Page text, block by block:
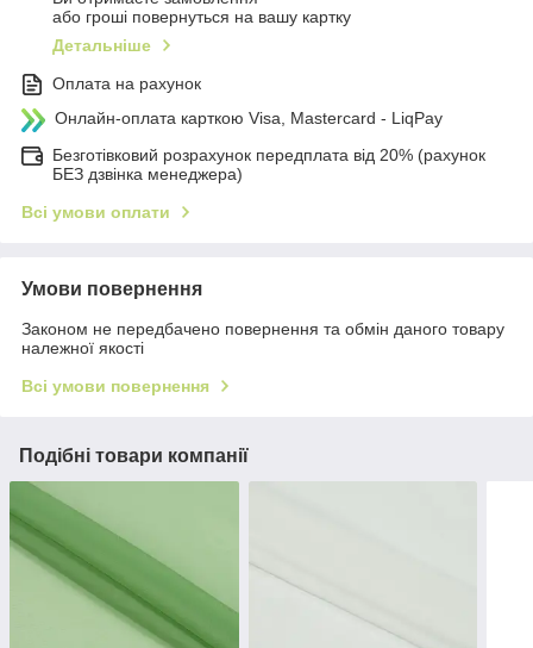
або гроші повернуться на вашу картку
Детальніше
Оплата на рахунок
Онлайн-оплата карткою Visa, Mastercard - LiqPay
Безготівковий розрахунок передплата від 20% (рахунок
БЕЗ дзвінка менеджера)
Всі умови оплати
Умови повернення
Законом не передбачено повернення та обмін даного товару
належної якості
Всі умови повернення
Подібні товари компанії